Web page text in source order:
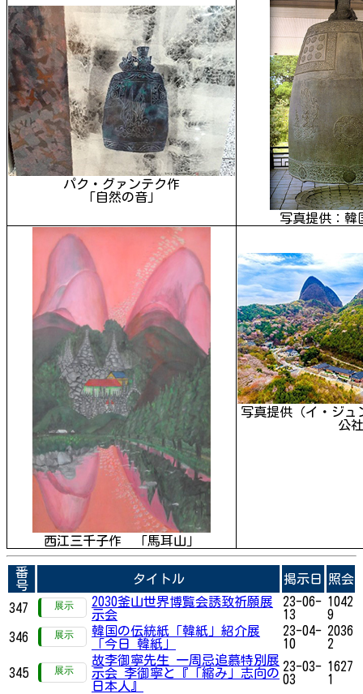
パク・グァンテク作
「自然の音」
写真提供：韓
西江三千子作 「馬耳山」
写真提供（イ・ジュ
公社
番
号
タイトル 掲示日 照会
347
2030釜山世界博覧会誘致祈願展
示会
23-06-
13
1042
9
346
韓国の伝統紙「韓紙」紹介展
「今日 韓紙」
23-04-
10
2036
2
345
故李御寧先生 一周忌追慕特別展
示会 李御寧と『「縮み」志向の
日本人』
23-03-
03
1627
1